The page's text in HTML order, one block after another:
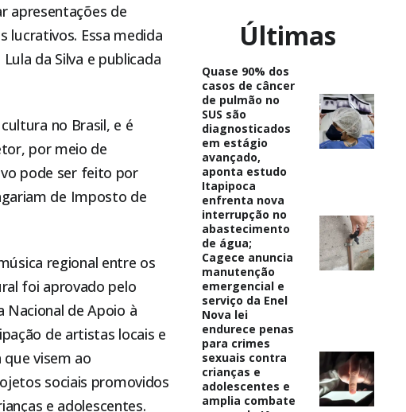
apresentações de
lucrativos. Essa medida
da Silva e publicada
no Brasil, e é
por meio de
pode ser feito por
de Imposto de
regional entre os
foi aprovado pelo
Nacional de Apoio à
de artistas locais e
visem ao
sociais promovidos
e adolescentes.
Últimas
Quase 90% dos
casos de câncer
de pulmão no
SUS são
diagnosticados
em estágio
avançado,
aponta estudo
Itapipoca
enfrenta nova
interrupção no
abastecimento
de água;
Cagece anuncia
manutenção
emergencial e
serviço da Enel
Nova lei
endurece penas
para crimes
sexuais contra
crianças e
adolescentes e
amplia combate